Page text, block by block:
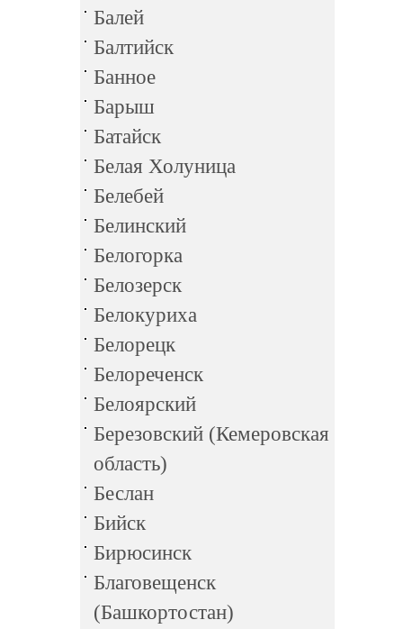
Балей
Балтийск
Банное
Барыш
Батайск
Белая Холуница
Белебей
Белинский
Белогорка
Белозерск
Белокуриха
Белорецк
Белореченск
Белоярский
Березовский (Кемеровская
область)
Беслан
Бийск
Бирюсинск
Благовещенск
(Башкортостан)